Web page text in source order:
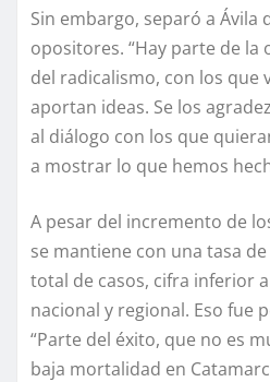
Sin embargo, separó a Ávila
opositores. “Hay parte de
del radicalismo, con los que
aportan ideas. Se los
al diálogo con los que
a mostrar lo que hemos
A pesar del incremento de
se mantiene con una tasa
total de casos, cifra inferior
nacional y regional. Eso fue
“Parte del éxito, que no es
baja mortalidad en